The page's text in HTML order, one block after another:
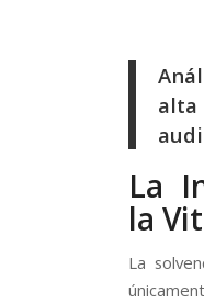
alta
La
la
La